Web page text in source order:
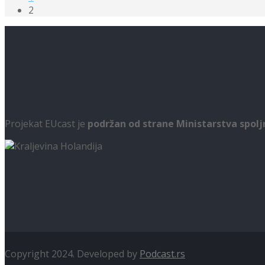
2
Projekat EUcast je podržan od strane Ministarstva
Copyright 2024. Developed by Podcast.rs